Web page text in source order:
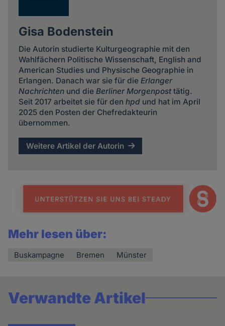
Gisa Bodenstein
Die Autorin studierte Kulturgeographie mit den
Wahlfächern Politische Wissenschaft, English and
American Studies und Physische Geographie in
Erlangen. Danach war sie für die Erlanger
Nachrichtenund die Berliner Morgenposttätig.
Seit 2017 arbeitet sie für den hpdund hat im April
2025 den Posten der Chefredakteurin
übernommen.
Weitere Artikel der Autorin
Mehr lesen über:
Buskampagne Bremen Münster
Verwandte Artikel